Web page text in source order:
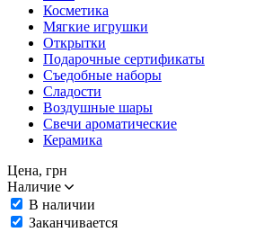
Косметика
Мягкие игрушки
Открытки
Подарочные сертификаты
Съедобные наборы
Сладости
Воздушные шары
Свечи ароматические
Керамика
Цена, грн
Наличие
В наличии
Заканчивается